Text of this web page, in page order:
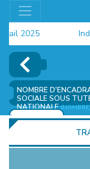
2025
NOMBRE
SOCIALE SOUS
NATIONALE
AJOUTER